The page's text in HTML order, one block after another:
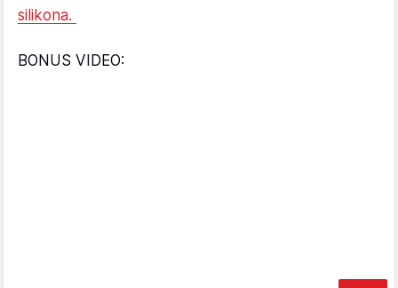
silikona.
BONUS VIDEO: